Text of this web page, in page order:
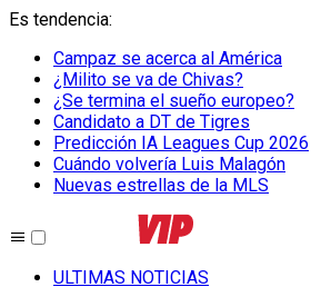
Es tendencia:
Campaz se acerca al América
¿Milito se va de Chivas?
¿Se termina el sueño europeo?
Candidato a DT de Tigres
Predicción IA Leagues Cup 2026
Cuándo volvería Luis Malagón
Nuevas estrellas de la MLS
ULTIMAS NOTICIAS